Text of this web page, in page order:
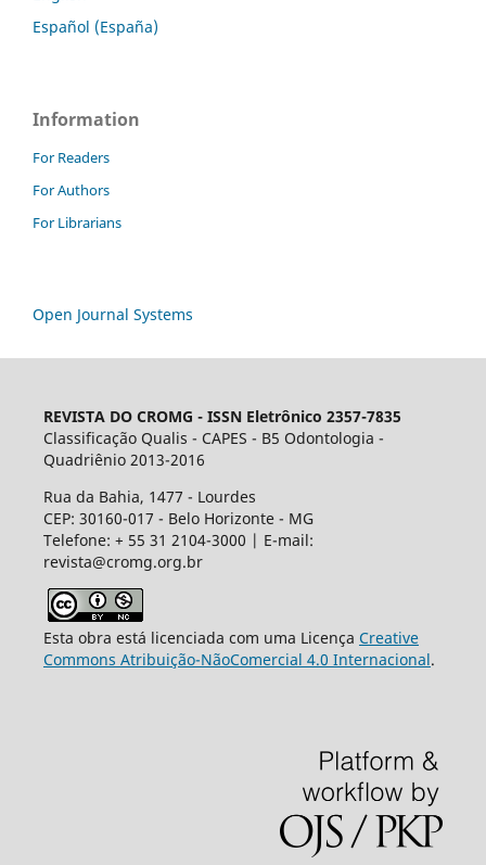
Español (España)
Information
For Readers
For Authors
For Librarians
Open Journal Systems
REVISTA DO CROMG - ISSN Eletrônico 2357-7835
Classificação Qualis - CAPES - B5 Odontologia -
Quadriênio 2013-2016
Rua da Bahia, 1477 - Lourdes
CEP: 30160-017 - Belo Horizonte - MG
Telefone: + 55 31 2104-3000 | E-mail:
revista@cromg.org.br
Esta obra está licenciada com uma Licença Creative
Commons Atribuição-NãoComercial 4.0 Internacional.